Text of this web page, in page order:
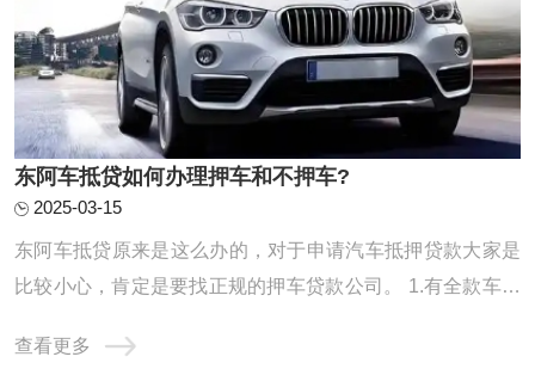
东阿车抵贷如何办理押车和不押车?
2025-03-15
东阿车抵贷原来是这么办的，对于申请汽车抵押贷款大家是
比较小心，肯定是要找正规的押车贷款公司。 1.有全款车或
度：【1-100万】 疑难办理：【1万每月138元】 东阿车抵贷
查看更多